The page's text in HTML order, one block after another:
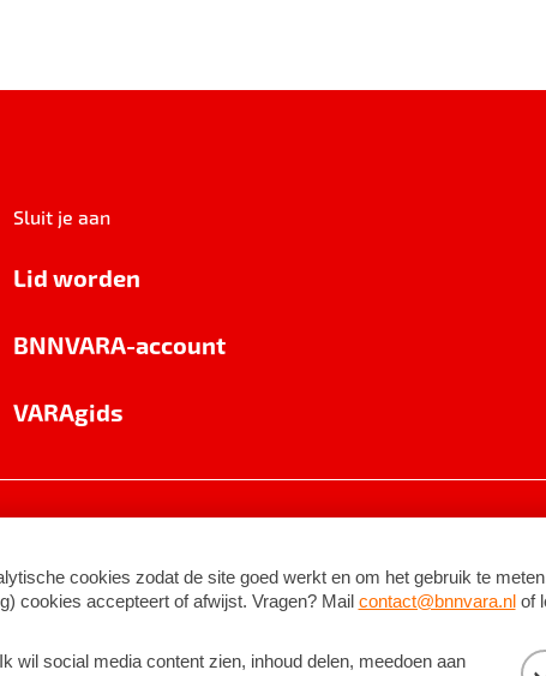
Sluit je aan
Lid worden
BNNVARA-account
VARAgids
©2026BNNVARA